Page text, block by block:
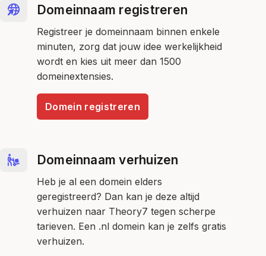
Domeinnaam registreren
Registreer je domeinnaam binnen enkele
minuten, zorg dat jouw idee werkelijkheid
wordt en kies uit meer dan 1500
domeinextensies.
Domein registreren
Domeinnaam verhuizen
Heb je al een domein elders
geregistreerd? Dan kan je deze altijd
verhuizen naar Theory7 tegen scherpe
tarieven. Een .nl domein kan je zelfs gratis
verhuizen.